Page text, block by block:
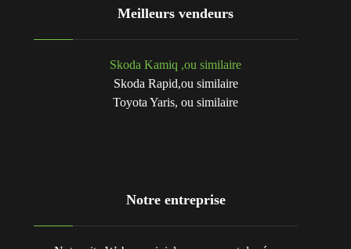
Meilleurs vendeurs
Skoda Kamiq ,ou similaire
Skoda Rapid,ou similaire
Toyota Yaris, ou similaire
Notre entreprise